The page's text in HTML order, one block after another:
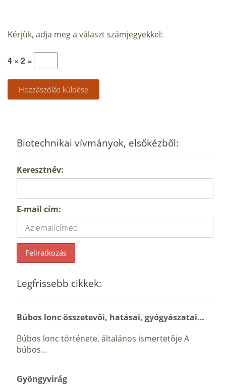
Kérjük, adja meg a választ számjegyekkel:
4 × 2 =
Biotechnikai vívmányok, elsőkézből:
Keresztnév:
E-mail cím:
Legfrissebb cikkek:
Búbos lonc összetevői, hatásai, gyógyászatai…
Búbos lonc története, általános ismertetője A
búbos…
Gyöngyvirág